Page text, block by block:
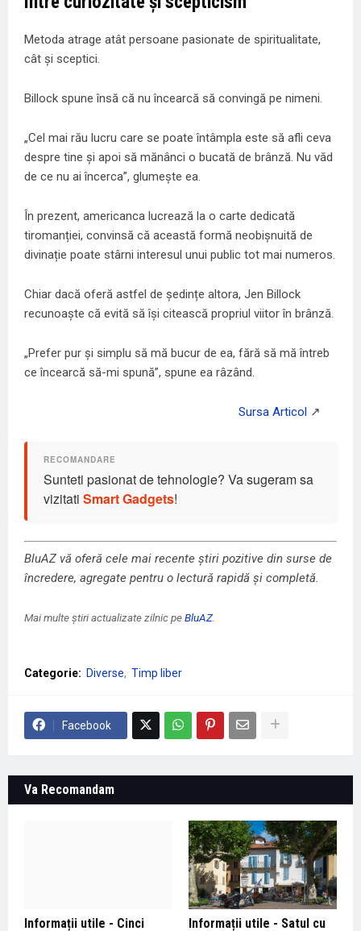
Metoda atrage atât persoane pasionate de spiritualitate,
cât și sceptici.
Billock spune însă că nu încearcă să convingă pe nimeni.
„Cel mai rău lucru care se poate întâmpla este să afli ceva
despre tine și apoi să mănânci o bucată de brânză. Nu văd
de ce nu ai încerca”, glumește ea.
În prezent, americanca lucrează la o carte dedicată
tiromanției, convinsă că această formă neobișnuită de
divinație poate stârni interesul unui public tot mai numeros.
Chiar dacă oferă astfel de ședințe altora, Jen Billock
recunoaște că evită să își citească propriul viitor în brânză.
„Prefer pur și simplu să mă bucur de ea, fără să mă întreb
ce încearcă să-mi spună”, spune ea râzând.
Sunteti pasionat de tehnologie? Va sugeram sa
vizitati Smart Gadgets!
BluAZ vă oferă cele mai recente știri pozitive din surse de
încredere, agregate pentru o lectură rapidă și completă.
Mai multe știri actualizate zilnic peBluAZ
Categorie: Diverse Timp liber
Facebook
Va Recomandam
Informații utile - Cinci
Informații utile - Satul cu